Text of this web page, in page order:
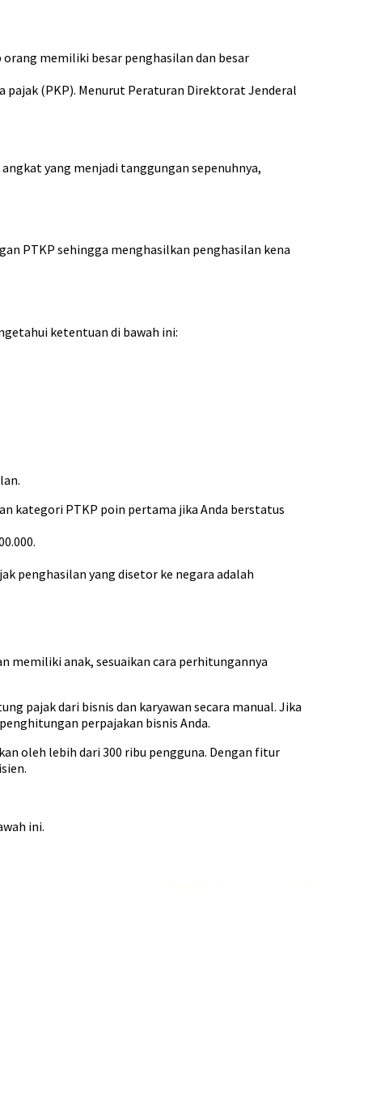
memiliki besar penghasilan dan besar
pajak (PKP). Menurut Peraturan Direktorat Jenderal
yang menjadi tanggungan sepenuhnya,
PTKP sehingga menghasilkan penghasilan kena
ketentuan di bawah ini:
kategori PTKP poin pertama jika Anda berstatus
penghasilan yang disetor ke negara adalah
memiliki anak, sesuaikan cara perhitungannya
pajak dari bisnis dan karyawan secara manual. Jika
perpajakan bisnis Anda.
oleh lebih dari 300 ribu pengguna. Dengan fitur
ini.